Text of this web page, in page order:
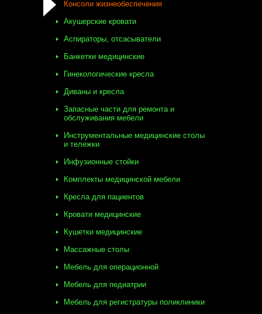
Консоли жизнеобеспечения
Акушерские кровати
Аспираторы, отсасыватели
Банкетки медицинские
Гинекологические кресла
Диваны и кресла
Запасные части для ремонта и
обслуживания мебели
Инструментальные медицинские столы
и тележки
Инфузионные стойки
Комплекты медицинской мебели
Кресла для пациентов
Кровати медицинские
Кушетки медицинские
Массажные столы
Мебель для операционной
Мебель для педиатрии
Мебель для регистратуры поликлиники